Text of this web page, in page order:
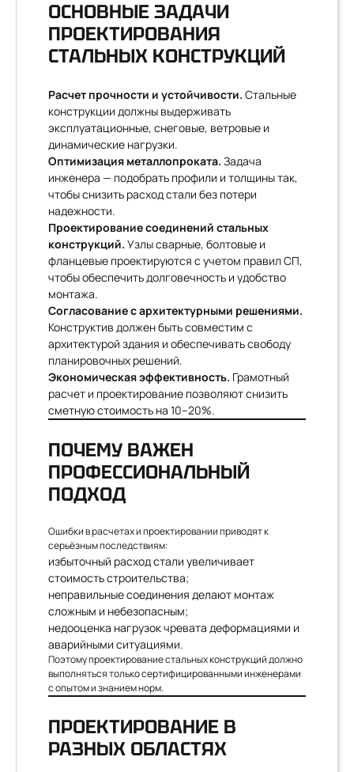
ОСНОВНЫЕ ЗАДАЧИ
ПРОЕКТИРОВАНИЯ
СТАЛЬНЫХ КОНСТРУКЦИЙ
Расчет прочности и устойчивости. Стальные
конструкции должны выдерживать
эксплуатационные, снеговые, ветровые и
динамические нагрузки.
Оптимизация металлопроката. Задача
инженера — подобрать профили и толщины так,
чтобы снизить расход стали без потери
надежности.
Проектирование соединений стальных
конструкций. Узлы сварные, болтовые и
фланцевые проектируются с учетом правил СП,
чтобы обеспечить долговечность и удобство
монтажа.
Согласование с архитектурными решениями.
Конструктив должен быть совместим с
архитектурой здания и обеспечивать свободу
планировочных решений.
Экономическая эффективность. Грамотный
расчет и проектирование позволяют снизить
сметную стоимость на 10–20%.
ПОЧЕМУ ВАЖЕН
ПРОФЕССИОНАЛЬНЫЙ
ПОДХОД
Ошибки в расчетах и проектировании приводят к
серьёзным последствиям:
избыточный расход стали увеличивает
стоимость строительства;
неправильные соединения делают монтаж
сложным и небезопасным;
недооценка нагрузок чревата деформациями и
аварийными ситуациями.
Поэтому проектирование стальных конструкций должно
выполняться только сертифицированными инженерами
с опытом и знанием норм.
ПРОЕКТИРОВАНИЕ В
РАЗНЫХ ОБЛАСТЯХ